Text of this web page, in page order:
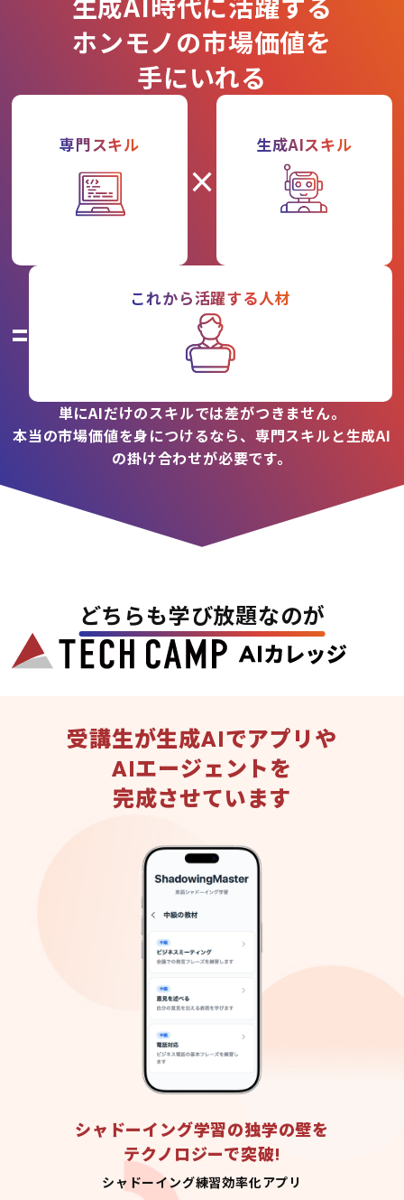
ホンモノの市場価値を
手にいれる
専門スキル
×
生成AIスキル
=
これから活躍する人材
単にAIだけのスキルでは差がつきません。
本当の市場価値を身につけるなら、専門スキルと生成AI
の掛け合わせが必要です。
どちらも学び放題なのが
受講生が生成AIでアプリや
AIエージェントを
完成させています
シャドーイング学習の独学の壁を
テクノロジーで突破!
シャドーイング練習効率化アプリ